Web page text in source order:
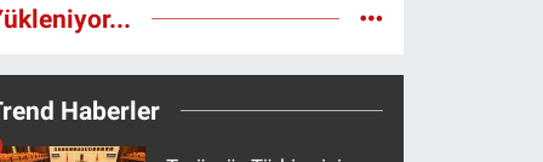
Haberler